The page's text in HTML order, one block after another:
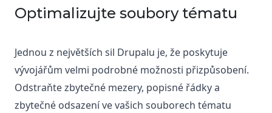
Optimalizujte soubory tématu
Jednou z největších sil Drupalu je, že poskytuje
vývojářům velmi podrobné možnosti přizpůsobení.
Odstraňte zbytečné mezery, popisné řádky a
zbytečné odsazení ve vašich souborech tématu